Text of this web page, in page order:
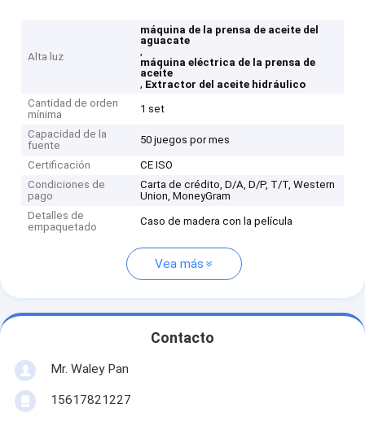
Alta luz
máquina de la prensa de aceite del
aguacate
,
máquina eléctrica de la prensa de
aceite
, Extractor del aceite hidráulico
Cantidad de orden
mínima
1 set
Capacidad de la
fuente
50 juegos por mes
Certificación
CE ISO
Condiciones de
pago
Carta de crédito, D/A, D/P, T/T, Western
Union, MoneyGram
Detalles de
empaquetado
Caso de madera con la película
Vea más
Contacto
Mr. Waley Pan
15617821227